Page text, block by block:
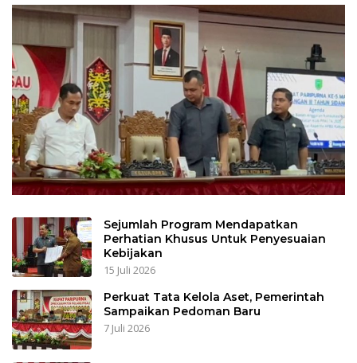
Sejumlah Program Mendapatkan
Perhatian Khusus Untuk Penyesuaian
Kebijakan
15 Juli 2026
Perkuat Tata Kelola Aset, Pemerintah
Sampaikan Pedoman Baru
7 Juli 2026